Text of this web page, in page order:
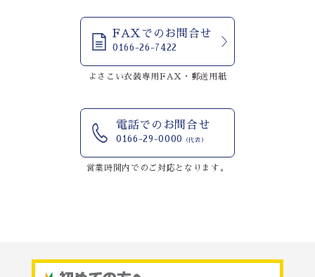
FAXでのお問合せ
0166-26-7422
よさこい衣装専用FAX・郵送用紙
電話でのお問合せ
0166-29-0000 （代表）
営業時間内でのご対応となります。